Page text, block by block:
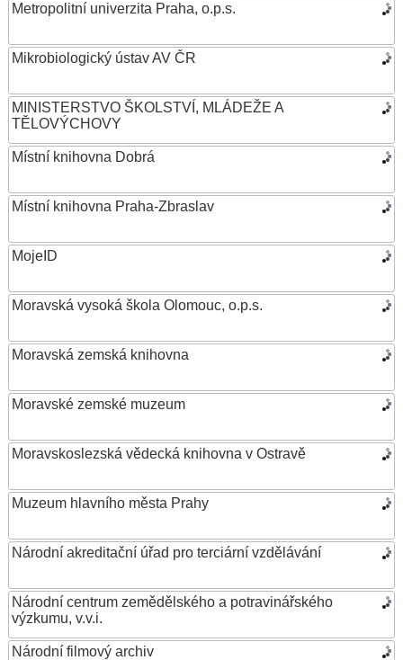
Metropolitní univerzita Praha, o.p.s.
Mikrobiologický ústav AV ČR
MINISTERSTVO ŠKOLSTVÍ, MLÁDEŽE A
TĚLOVÝCHOVY
Místní knihovna Dobrá
Místní knihovna Praha-Zbraslav
MojeID
Moravská vysoká škola Olomouc, o.p.s.
Moravská zemská knihovna
Moravské zemské muzeum
Moravskoslezská vědecká knihovna v Ostravě
Muzeum hlavního města Prahy
Národní akreditační úřad pro terciární vzdělávání
Národní centrum zemědělského a potravinářského
výzkumu, v.v.i.
Národní filmový archiv